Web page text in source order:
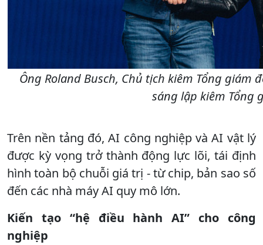
Ông Roland Busch, Chủ tịch kiêm Tổng giám
sáng lập kiêm Tổng
Trên nền tảng đó, AI công nghiệp và AI vật lý
được kỳ vọng trở thành động lực lõi, tái định
hình toàn bộ chuỗi giá trị - từ chip, bản sao số
đến các nhà máy AI quy mô lớn.
Kiến tạo “hệ điều hành AI” cho công
nghiệp